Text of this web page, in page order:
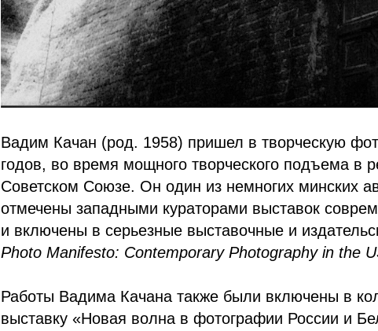
Вадим Качан (род. 1958) пришел в творческую
годов, во время мощного творческого подъема в
Советском Союзе. Он один из немногих минских
отмечены западными кураторами выставок
и включены в серьезные выставочные и
Photo Manifesto: Contemporary Photography in the
Работы Вадима Качана также были включены в
выставку «Новая волна в фотографии России и